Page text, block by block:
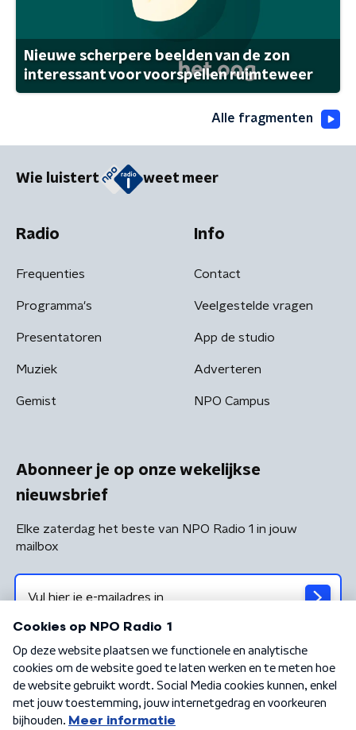
Nieuwe scherpere beelden van de zon
interessant voor voorspellen ruimteweer
Alle fragmenten
Wie luistert weet meer
Radio
Frequenties
Programma's
Presentatoren
Muziek
Gemist
Info
Contact
Veelgestelde vragen
App de studio
Adverteren
NPO Campus
Abonneer je op onze wekelijkse
nieuwsbrief
Elke zaterdag het beste van NPO Radio 1 in jouw
mailbox
Algemene voorwaarden